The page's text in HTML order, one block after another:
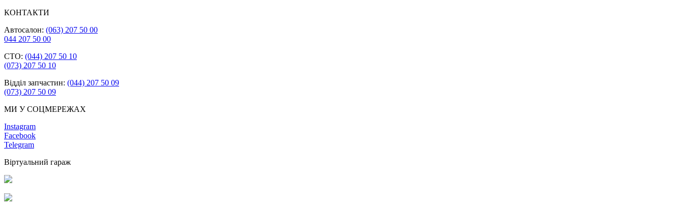
КОНТАКТИ
Автосалон: (063) 207 50 00
044 207 50 00
СТО: (044) 207 50 10
(073) 207 50 10
Відділ запчастин: (044) 207 50 09
(073) 207 50 09
МИ У СОЦМЕРЕЖАХ
Instagram
Facebook
Telegram
Віртуальний гараж